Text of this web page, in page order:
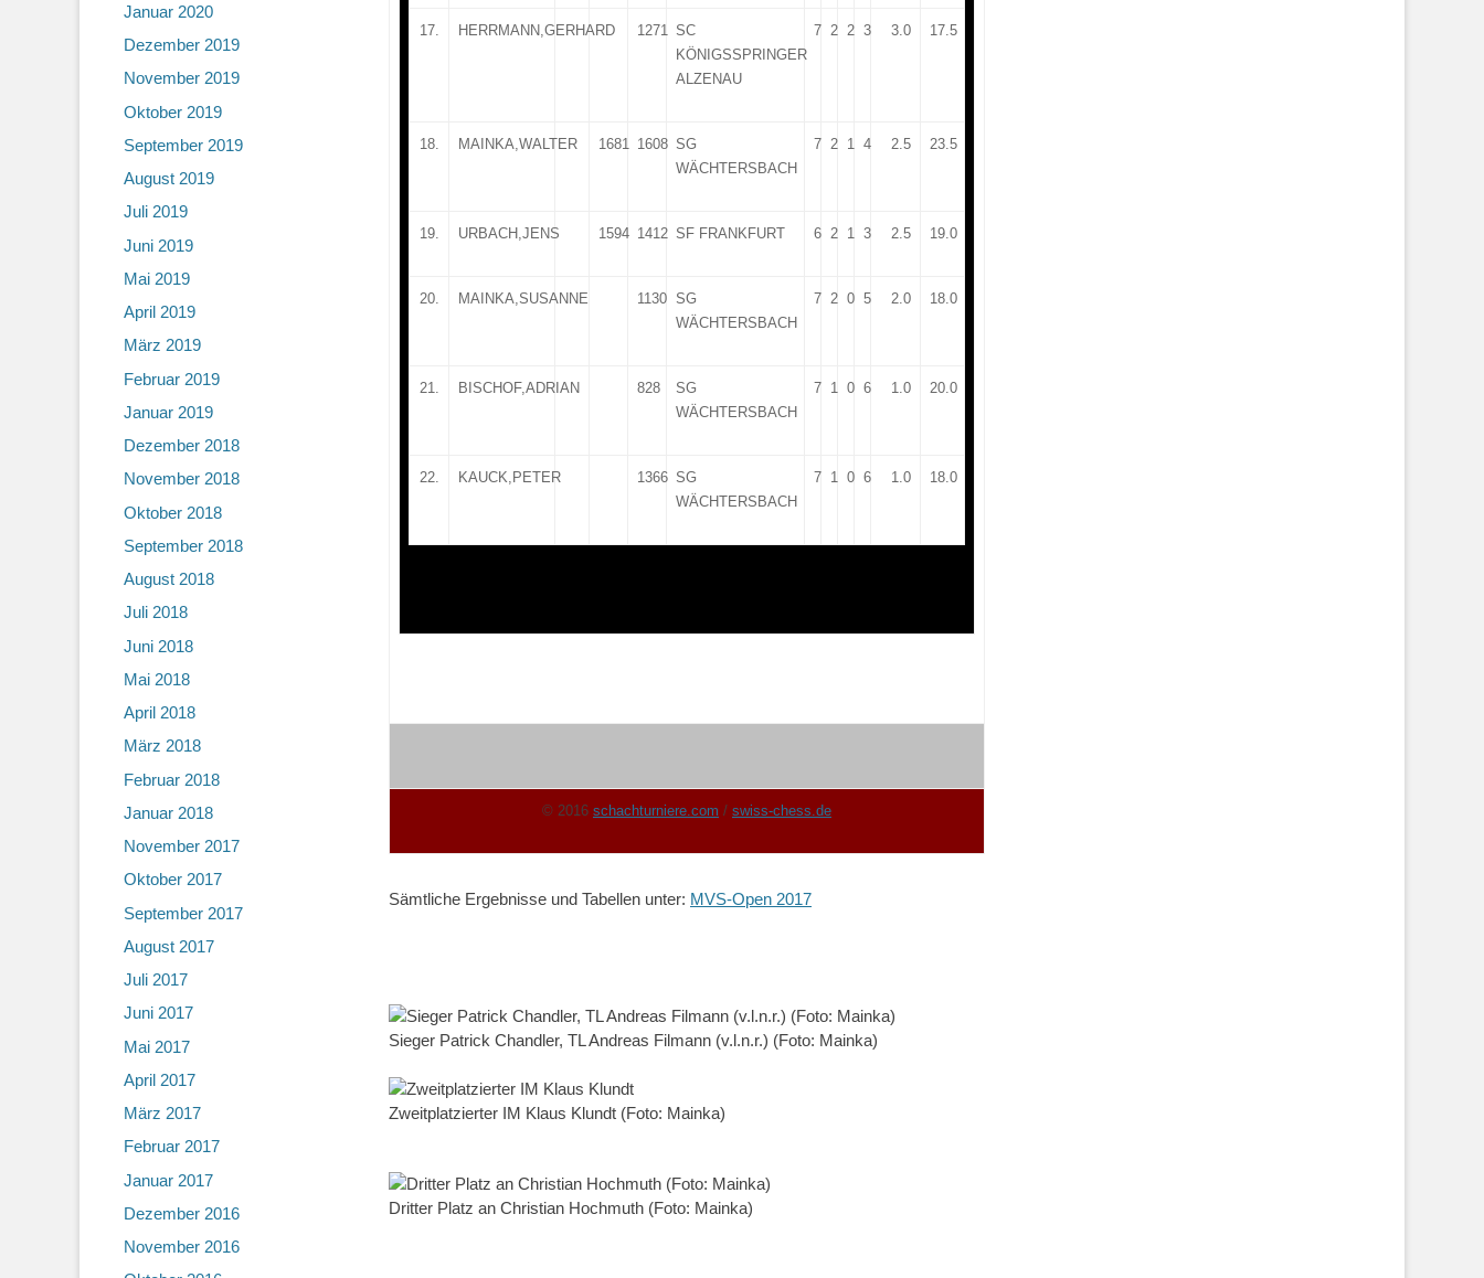
17. HERRMANN,GERHARD 1271 SC
KÖNIGSSPRINGER
ALZENAU
7 2 2 3 3.0 17.5
18. MAINKA,WALTER 1681 1608 SG
WÄCHTERSBACH
7 2 1 4 2.5 23.5
19. URBACH,JENS 1594 1412 SF FRANKFURT 6 2 1 3 2.5 19.0
20. MAINKA,SUSANNE 1130 SG
WÄCHTERSBACH
7 2 0 5 2.0 18.0
21. BISCHOF,ADRIAN 828
SG
WÄCHTERSBACH
7 1 0 6 1.0 20.0
22. KAUCK,PETER 1366 SG
WÄCHTERSBACH
7 1 0 6 1.0 18.0
© 2016 schachturniere.com / swiss-chess.de
Sämtliche Ergebnisse und Tabellen unter: MVS-Open 2017
Sieger Patrick Chandler, TL Andreas Filmann (v.l.n.r.) (Foto: Mainka)
Zweitplatzierter IM Klaus Klundt (Foto: Mainka)
Dritter Platz an Christian Hochmuth (Foto: Mainka)
Januar 2020
Dezember 2019
November 2019
Oktober 2019
September 2019
August 2019
Juli 2019
Juni 2019
Mai 2019
April 2019
März 2019
Februar 2019
Januar 2019
Dezember 2018
November 2018
Oktober 2018
September 2018
August 2018
Juli 2018
Juni 2018
Mai 2018
April 2018
März 2018
Februar 2018
Januar 2018
November 2017
Oktober 2017
September 2017
August 2017
Juli 2017
Juni 2017
Mai 2017
April 2017
März 2017
Februar 2017
Januar 2017
Dezember 2016
November 2016